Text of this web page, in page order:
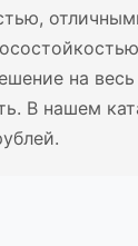
на весь
В нашем